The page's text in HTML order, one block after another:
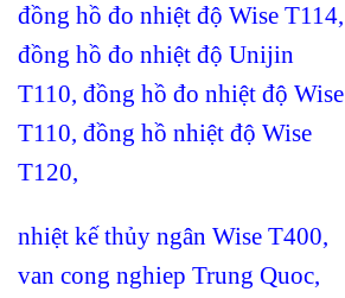
đồng hồ đo nhiệt độ Wise T114,
đồng hồ đo nhiệt độ Unijin
T110, đồng hồ đo nhiệt độ Wise
T110, đồng hồ nhiệt độ Wise
T120,
nhiệt kế thủy ngân Wise T400,
van cong nghiep Trung Quoc,